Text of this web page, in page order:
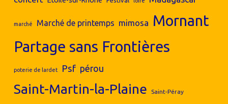
marché Marché de printemps mimosa Mornant
Partage sans Frontières
poterie de lardet Psf pérou
Saint-Martin-la-Plaine Saint-Péray